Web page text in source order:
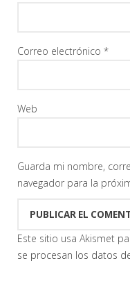
Correo electrónico *
Web
Guarda mi nombre,
navegador para la
Este sitio usa Akismet
se procesan los datos